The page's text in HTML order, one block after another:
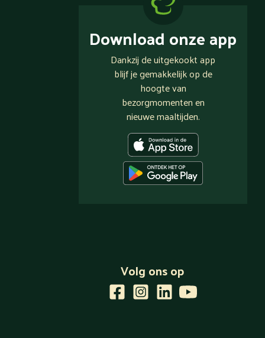
Download onze app
Dankzij de uitgekookt app
blijf je gemakkelijk op de
hoogte van
bezorgmomenten en
nieuwe maaltijden.
Volg ons op